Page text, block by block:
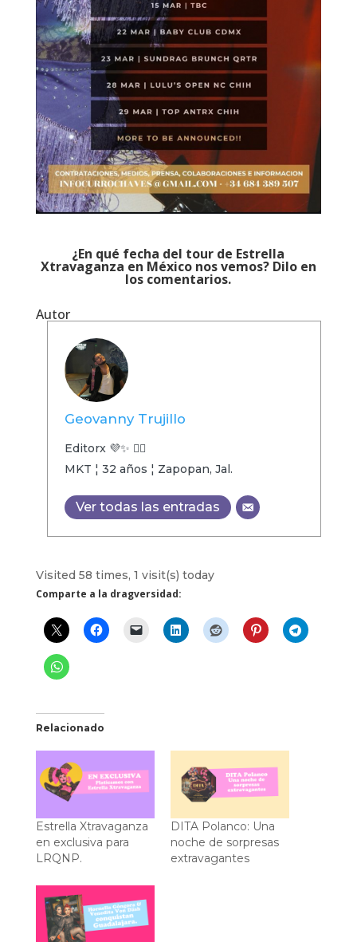
¿En qué fecha del tour de Estrella
Xtravaganza en México nos vemos? Dilo en
los comentarios.
Autor
Geovanny Trujillo
Editorx 💜✨ 🏳️‍🌈
MKT ¦ 32 años ¦ Zapopan, Jal.
Ver todas las entradas
Visited 58 times, 1 visit(s) today
Comparte a la dragversidad:
Relacionado
Estrella Xtravaganza
en exclusiva para
LRQNP.
DITA Polanco: Una
noche de sorpresas
extravagantes